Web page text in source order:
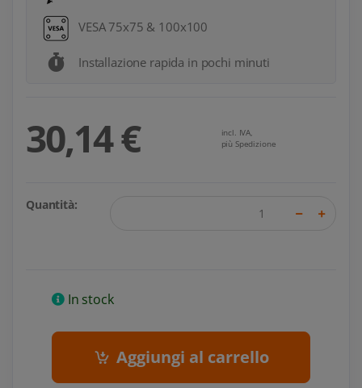
VESA 75x75 & 100x100
Installazione rapida in pochi minuti
30,14 €
incl. IVA,
più Spedizione
Quantità:
In stock
Aggiungi al carrello